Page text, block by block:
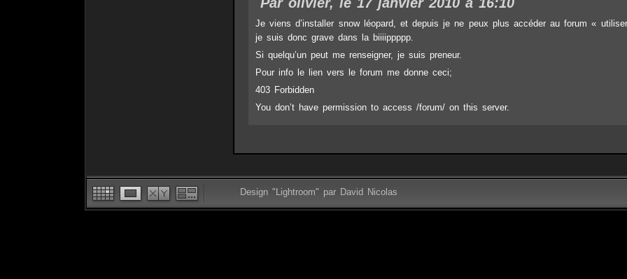
Je viens d’installer snow léopard, et depuis je ne peux plus accéder au forum «
je suis donc grave dans la biiiippppp.
Si quelqu’un peut me renseigner, je suis preneur.
Pour info le lien vers le forum me donne ceci;
403 Forbidden
You don’t have permission to access /forum/ on this server.
Design "Lightroom" par David Nicolas